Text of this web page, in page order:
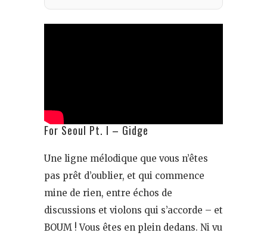
For Seoul Pt. I – Gidge
Une ligne mélodique que vous n’êtes
pas prêt d’oublier, et qui commence
mine de rien, entre échos de
discussions et violons qui s’accorde – et
BOUM ! Vous êtes en plein dedans. Ni vu